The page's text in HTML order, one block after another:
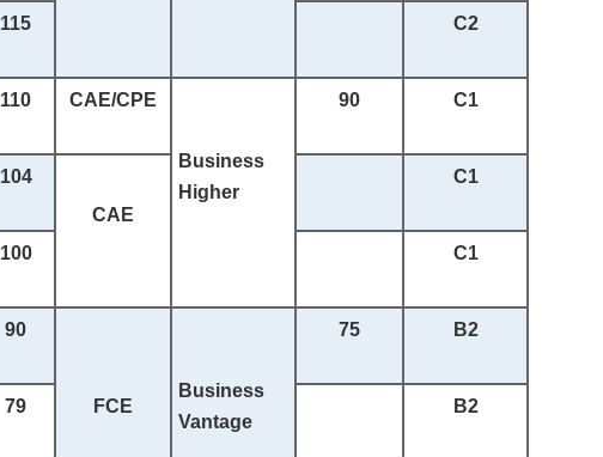
115 C2
110 CAE/CPE
Business
Higher
90 C1
104
CAE
C1
100 C1
90
FCE
Business
Vantage
75 B2
79 B2